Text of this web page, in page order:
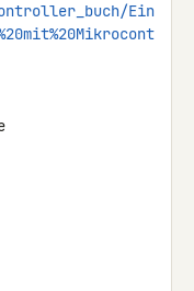
Ein